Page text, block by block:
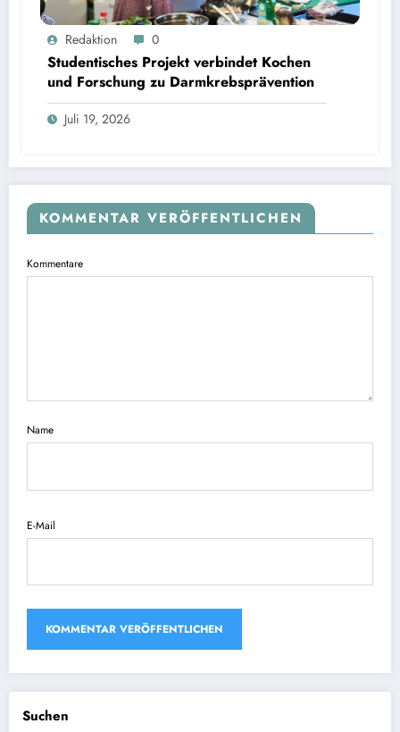
Fabian Vogl / TUM
Redaktion 0
Studentisches Projekt verbindet Kochen
und Forschung zu Darmkrebsprävention
Juli 19, 2026
KOMMENTAR VERÖFFENTLICHEN
Kommentare
Name
E-Mail
Suchen